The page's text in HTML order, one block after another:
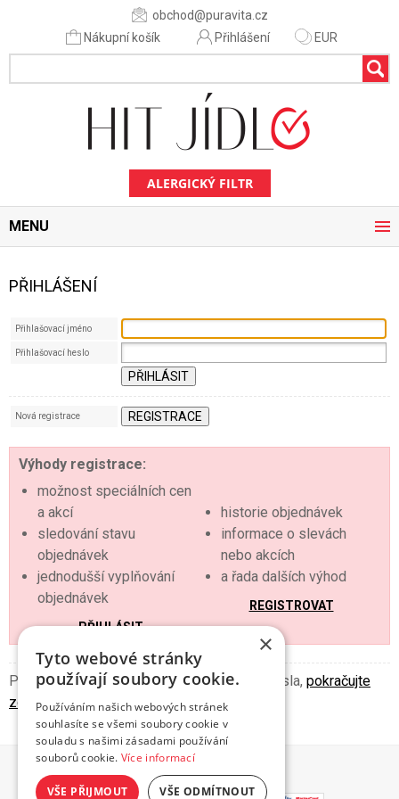
obchod@puravita.cz
Nákupní košík
Přihlášení EUR
ALERGICKÝ FILTR
MENU
PŘIHLÁŠENÍ
Přihlašovací jméno
Přihlašovací heslo
Nová registrace
Výhody registrace:
možnost speciálních cen
a akcí
sledování stavu
objednávek
jednodušší vyplňování
objednávek
PŘIHLÁSIT
historie objednávek
informace o slevách
nebo akcích
a řada dalších výhod
REGISTROVAT
Při zapomenutí nebo ztrátě přístupového hesla, pokračujte
zde.
© 2026 HIT Jídlo
×
Tyto webové stránky
používají soubory cookie.
Používáním našich webových stránek
souhlasíte se všemi soubory cookie v
souladu s našimi zásadami používání
souborů cookie. Více informací
VŠE PŘIJMOUT VŠE ODMÍTNOUT